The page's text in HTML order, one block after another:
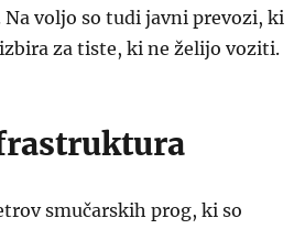
voljo so tudi javni prevozi, ki
za tiste, ki ne želijo voziti.
smučarskih prog, ki so